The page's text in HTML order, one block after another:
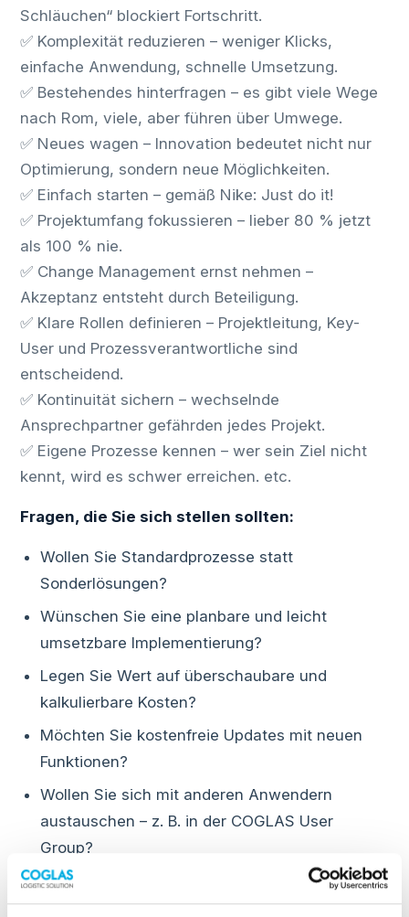
Schläuchen“ blockiert Fortschritt.
✅ Komplexität reduzieren – weniger Klicks,
einfache Anwendung, schnelle Umsetzung.
✅ Bestehendes hinterfragen – es gibt viele Wege
nach Rom, viele, aber führen über Umwege.
✅ Neues wagen – Innovation bedeutet nicht nur
Optimierung, sondern neue Möglichkeiten.
✅ Einfach starten – gemäß Nike: Just do it!
✅ Projektumfang fokussieren – lieber 80 % jetzt
als 100 % nie.
✅ Change Management ernst nehmen –
Akzeptanz entsteht durch Beteiligung.
✅ Klare Rollen definieren – Projektleitung, Key-
User und Prozessverantwortliche sind
entscheidend.
✅ Kontinuität sichern – wechselnde
Ansprechpartner gefährden jedes Projekt.
✅ Eigene Prozesse kennen – wer sein Ziel nicht
kennt, wird es schwer erreichen. etc.
Fragen, die Sie sich stellen sollten:
Wollen Sie Standardprozesse statt
Sonderlösungen?
Wünschen Sie eine planbare und leicht
umsetzbare Implementierung?
Legen Sie Wert auf überschaubare und
kalkulierbare Kosten?
Möchten Sie kostenfreie Updates mit neuen
Funktionen?
Wollen Sie sich mit anderen Anwendern
austauschen – z. B. in der COGLAS User
Group?
Fazit: